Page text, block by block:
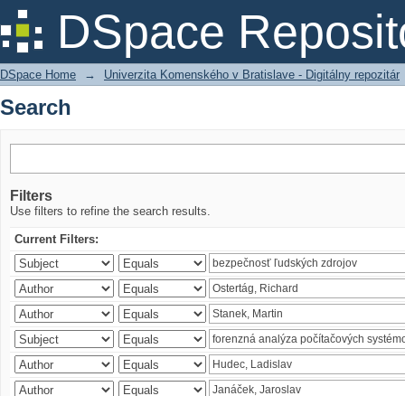
DSpace
Search
DSpace Home → Univerzita Komenského v Bratislave - Digitálny repozitár
Search
Filters
Use filters to refine the search results.
Current Filters: